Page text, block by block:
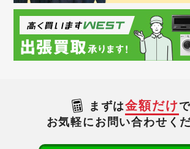
まずは金額だけ
お気軽にお問い合わせく